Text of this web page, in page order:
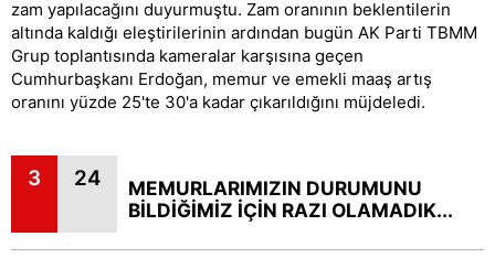
zam yapılacağını duyurmuştu. Zam oranının beklentilerin
altında kaldığı eleştirilerinin ardından bugün AK Parti TBMM
Grup toplantısında kameralar karşısına geçen
Cumhurbaşkanı Erdoğan, memur ve emekli maaş artış
oranını yüzde 25'te 30'a kadar çıkarıldığını müjdeledi.
3 24
MEMURLARIMIZIN DURUMUNU
BİLDİĞİMİZ İÇİN RAZI OLAMADIK...